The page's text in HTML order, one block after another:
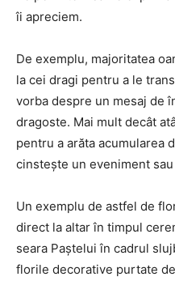
îi apreciem.
De exemplu, majoritatea
la cei dragi pentru a le
vorba despre un mesaj de
dragoste. Mai mult decât
pentru a arăta acumularea
cinstește un eveniment
Un exemplu de astfel de
direct la altar în timpul
seara Paștelui în cadrul
florile decorative purtate